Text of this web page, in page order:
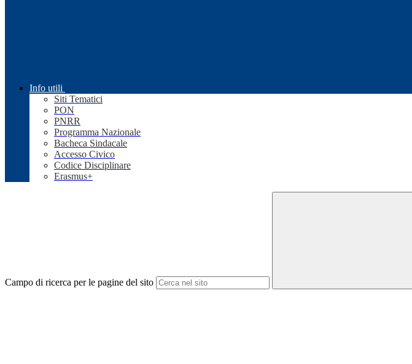
Info utili
Siti Tematici
PON
PNRR
Programma Nazionale
Bacheca Sindacale
Accesso Civico
Codice Disciplinare
Erasmus+
Campo di ricerca per le pagine del sito